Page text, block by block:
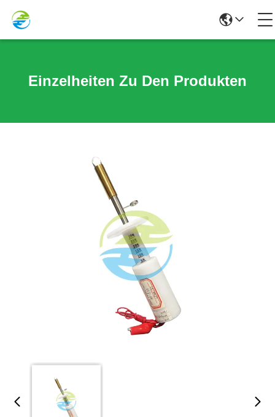
Einzelheiten Zu Den Produkten